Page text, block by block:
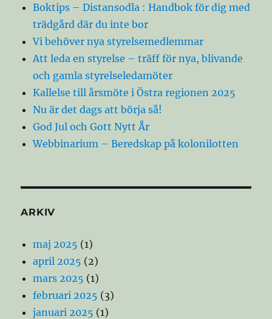
Boktips – Distansodla : Handbok för dig med
trädgård där du inte bor
Vi behöver nya styrelsemedlemmar
Att leda en styrelse – träff för nya, blivande
och gamla styrelseledamöter
Kallelse till årsmöte i Östra regionen 2025
Nu är det dags att börja så!
God Jul och Gott Nytt År
Webbinarium – Beredskap på kolonilotten
ARKIV
maj 2025 (1)
april 2025 (2)
mars 2025 (1)
februari 2025 (3)
januari 2025 (1)